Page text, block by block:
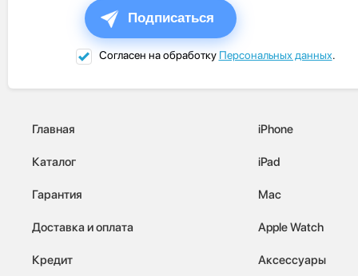
Подписаться
Согласен на обработку Персональных данных.
Главная
Каталог
Гарантия
Доставка и оплата
Кредит
iPhone
iPad
Mac
Apple Watch
Аксессуары